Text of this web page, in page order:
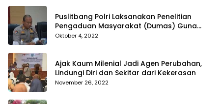
Puslitbang Polri Laksanakan Penelitian
Pengaduan Masyarakat (Dumas) Guna
Meningkatkan Profesionalisme Personil Polri
Oktober 4, 2022
Ajak Kaum Milenial Jadi Agen Perubahan,
Lindungi Diri dan Sekitar dari Kekerasan
November 26, 2022